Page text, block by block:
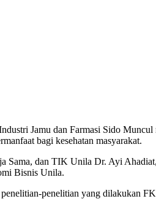
Jamu dan Farmasi Sido Muncul
bagi kesehatan masyarakat.
Sama, dan TIK Unila Dr. Ayi
Bisnis Unila.
penelitian yang dilakukan